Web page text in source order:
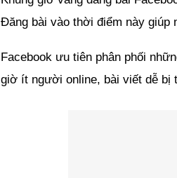
Đăng bài vào thời điểm này giúp
Facebook ưu tiên phân phối
giờ ít người online, bài viết dễ bị